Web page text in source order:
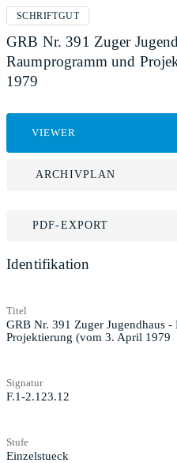
SCHRIFTGUT
GRB Nr. 391 Zuger
Raumprogramm und
1979
VIEWER
ARCHIVPLAN
PDF-EXPORT
Identifikation
Titel
GRB Nr. 391 Zuger Jugendhaus
Projektierung (vom 3. April 1979
Signatur
F.1-2.123.12
Stufe
Einzelstueck